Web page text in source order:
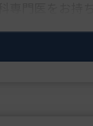
ており、高い